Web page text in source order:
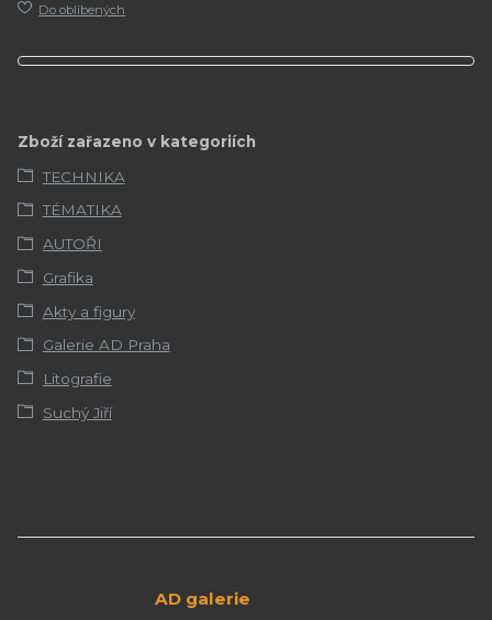
Do oblíbených
Zboží zařazeno v kategoriích
TECHNIKA
TÉMATIKA
AUTOŘI
Grafika
Akty a figury
Galerie AD Praha
Litografie
Suchý Jiří
AD galerie